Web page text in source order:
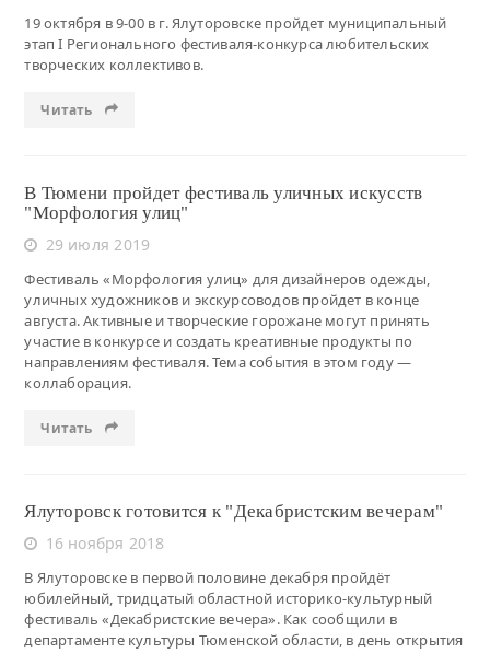
19 октября в 9-00 в г. Ялуторовске пройдет муниципальный
этап I Регионального фестиваля-конкурса любительских
творческих коллективов.
Читать
В Тюмени пройдет фестиваль уличных искусств
"Морфология улиц"
29 июля 2019
Фестиваль «Морфология улиц» для дизайнеров одежды,
уличных художников и экскурсоводов пройдет в конце
августа. Активные и творческие горожане могут принять
участие в конкурсе и создать креативные продукты по
направлениям фестиваля. Тема события в этом году —
коллаборация.
Читать
Ялуторовск готовится к "Декабристским вечерам"
16 ноября 2018
В Ялуторовске в первой половине декабря пройдёт
юбилейный, тридцатый областной историко-культурный
фестиваль «Декабристские вечера». Как сообщили в
департаменте культуры Тюменской области, в день открытия